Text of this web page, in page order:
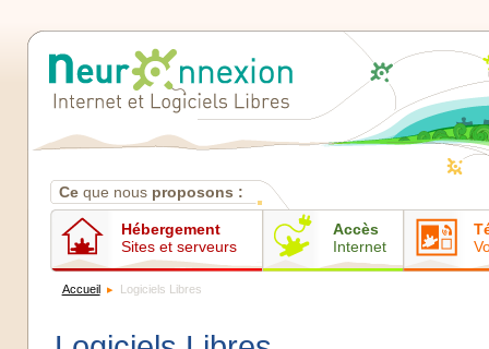
Ce que nous proposons :
Hébergement
Sites et serveurs
Accès
Internet
Accueil Logiciels Libres